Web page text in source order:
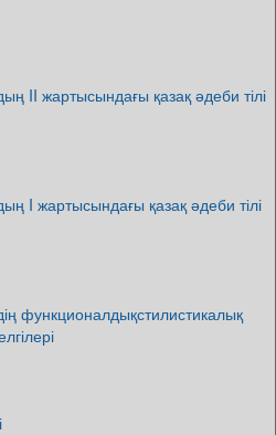
II жартысындағы қазақ әдеби тілі
I жартысындағы қазақ әдеби тілі
функционалдықстилистикалық